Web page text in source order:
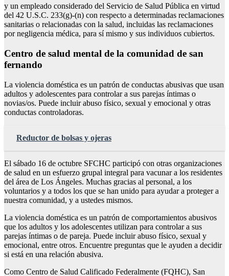
y un empleado considerado del Servicio de Salud Pública en virtud
del 42 U.S.C. 233(g)-(n) con respecto a determinadas reclamaciones
sanitarias o relacionadas con la salud, incluidas las reclamaciones
por negligencia médica, para sí mismo y sus individuos cubiertos.
Centro de salud mental de la comunidad de san
fernando
La violencia doméstica es un patrón de conductas abusivas que usan
adultos y adolescentes para controlar a sus parejas íntimas o
novias/os. Puede incluir abuso físico, sexual y emocional y otras
conductas controladoras.
Reductor de bolsas y ojeras
El sábado 16 de octubre SFCHC participó con otras organizaciones
de salud en un esfuerzo grupal integral para vacunar a los residentes
del área de Los Ángeles. Muchas gracias al personal, a los
voluntarios y a todos los que se han unido para ayudar a proteger a
nuestra comunidad, y a ustedes mismos.
La violencia doméstica es un patrón de comportamientos abusivos
que los adultos y los adolescentes utilizan para controlar a sus
parejas íntimas o de pareja. Puede incluir abuso físico, sexual y
emocional, entre otros. Encuentre preguntas que le ayuden a decidir
si está en una relación abusiva.
Como Centro de Salud Calificado Federalmente (FQHC), San